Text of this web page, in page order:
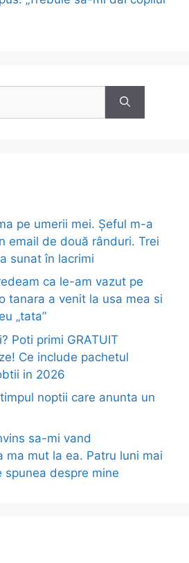
pe umerii mei. Șeful m-a
email de două rânduri. Trei
sunat în lacrimi
ca le-am vazut pe
tanara a venit la usa mea si
„tata”
Poti primi GRATUIT
Ce include pachetul
in 2026
noptii care anunta un
sa-mi vand
ma mut la ea. Patru luni mai
spunea despre mine